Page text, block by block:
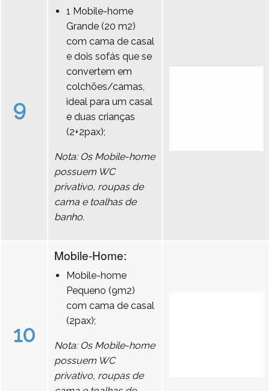
9
1 Mobile-home
Grande (20 m2)
com cama de casal
e dois sofás que se
convertem em
colchões/camas,
ideal para um casal
e duas crianças
(2+2pax);
Nota: Os Mobile-home
possuem WC
privativo, roupas de
cama e toalhas de
banho.
10
Mobile-Home:
Mobile-home
Pequeno (9m2)
com cama de casal
(2pax);
Nota: Os Mobile-home
possuem WC
privativo, roupas de